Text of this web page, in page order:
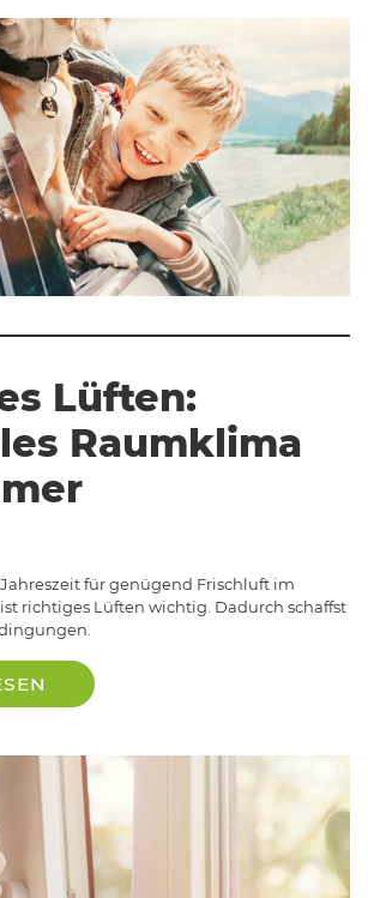
Lüften:
Raumklima
für genügend Frischluft im
richtiges Lüften wichtig. Dadurch schaffst